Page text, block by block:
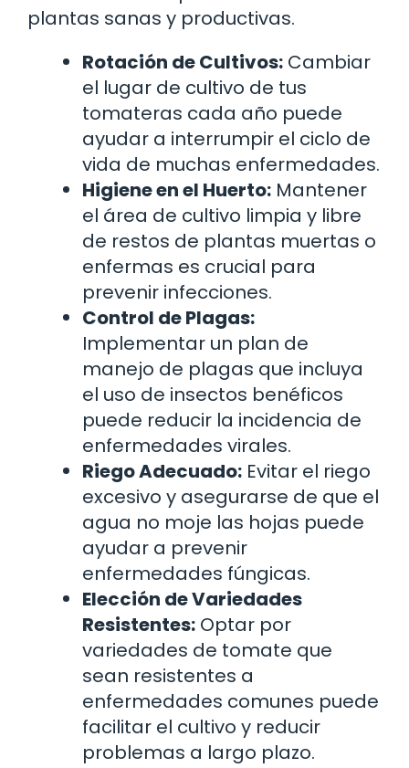
plantas sanas y productivas.
Rotación de Cultivos: Cambiar
el lugar de cultivo de tus
tomateras cada año puede
ayudar a interrumpir el ciclo de
vida de muchas enfermedades.
Higiene en el Huerto: Mantener
el área de cultivo limpia y libre
de restos de plantas muertas o
enfermas es crucial para
prevenir infecciones.
Control de Plagas:
Implementar un plan de
manejo de plagas que incluya
el uso de insectos benéficos
puede reducir la incidencia de
enfermedades virales.
Riego Adecuado: Evitar el riego
excesivo y asegurarse de que el
agua no moje las hojas puede
ayudar a prevenir
enfermedades fúngicas.
Elección de Variedades
Resistentes: Optar por
variedades de tomate que
sean resistentes a
enfermedades comunes puede
facilitar el cultivo y reducir
problemas a largo plazo.